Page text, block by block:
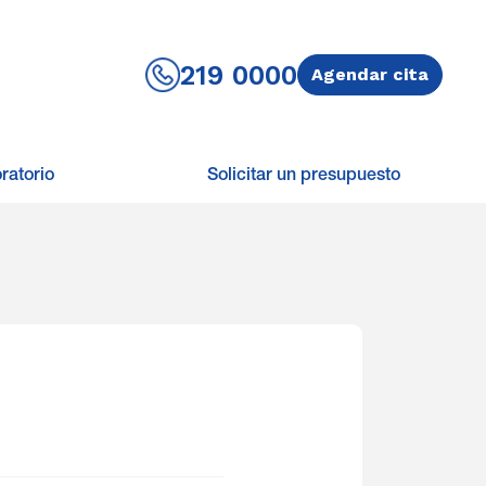
219 0000 Agendar cita
Solicitar un presupuesto